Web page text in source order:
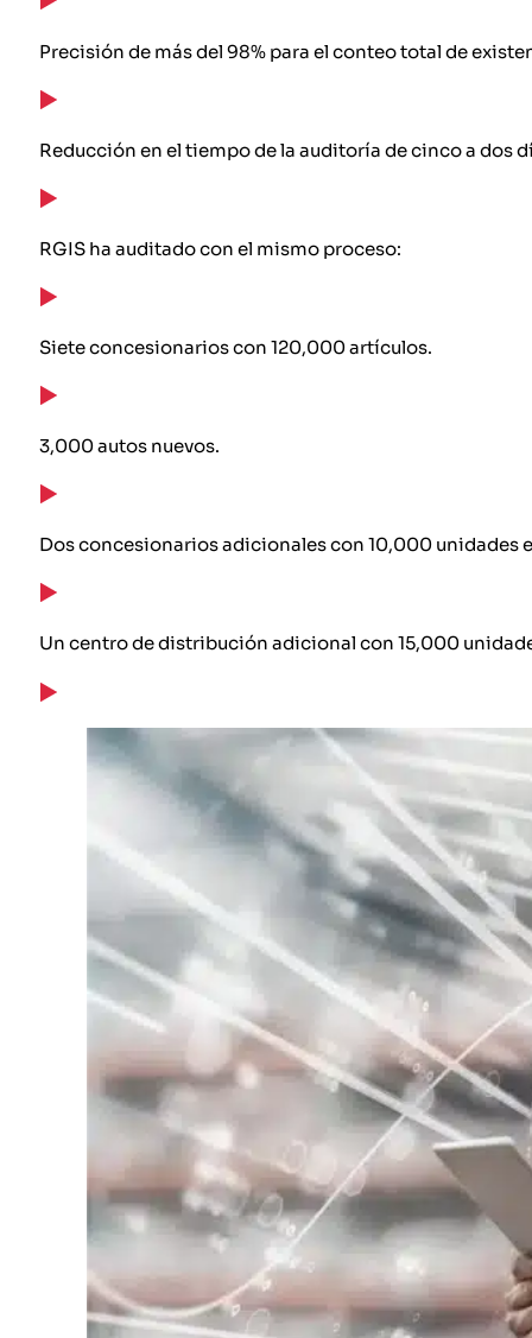
Precisión de más del 98% para el conteo total de
Reducción en el tiempo de la auditoría de cinco a dos
RGIS ha auditado con el mismo proceso:
Siete concesionarios con 120,000 artículos.
3,000 autos nuevos.
Dos concesionarios adicionales con 10,000 unidades
Un centro de distribución adicional con 15,000